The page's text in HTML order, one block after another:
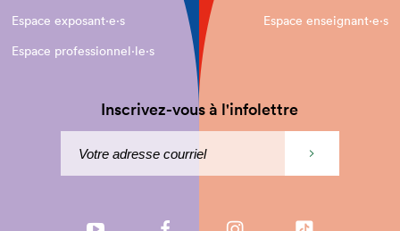
Espace exposant·e⋅s
Espace enseignant·e⋅s
Espace professionnel·le⋅s
Inscrivez-vous à l'infolettre